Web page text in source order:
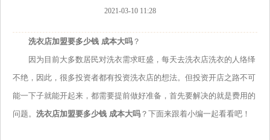
2021-03-10 11:28
洗衣店加盟要多少钱 成本大吗 ？
因为目前大多数居民对洗衣需求旺盛，每天去洗衣店洗衣的人络绎
不绝，因此，很多投资者都有投资洗衣店的想法。但投资开店之路不可
能一下子就能开起来，都需要提前做好准备，首先要解决的就是费用的
问题。 洗衣店加盟要多少钱 成本大吗 ？下面来跟着小编一起看看吧！